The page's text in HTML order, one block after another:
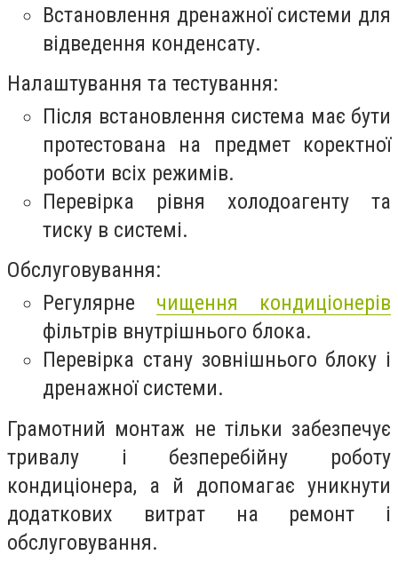
Встановлення дренажної системи для
відведення конденсату.
Налаштування та тестування:
Після встановлення система має бути
протестована на предмет коректної
роботи всіх режимів.
Перевірка рівня холодоагенту та
тиску в системі.
Обслуговування:
Регулярне чищення кондиціонерів
фільтрів внутрішнього блока.
Перевірка стану зовнішнього блоку і
дренажної системи.
Грамотний монтаж не тільки забезпечує
тривалу і безперебійну роботу
кондиціонера, а й допомагає уникнути
додаткових витрат на ремонт і
обслуговування.